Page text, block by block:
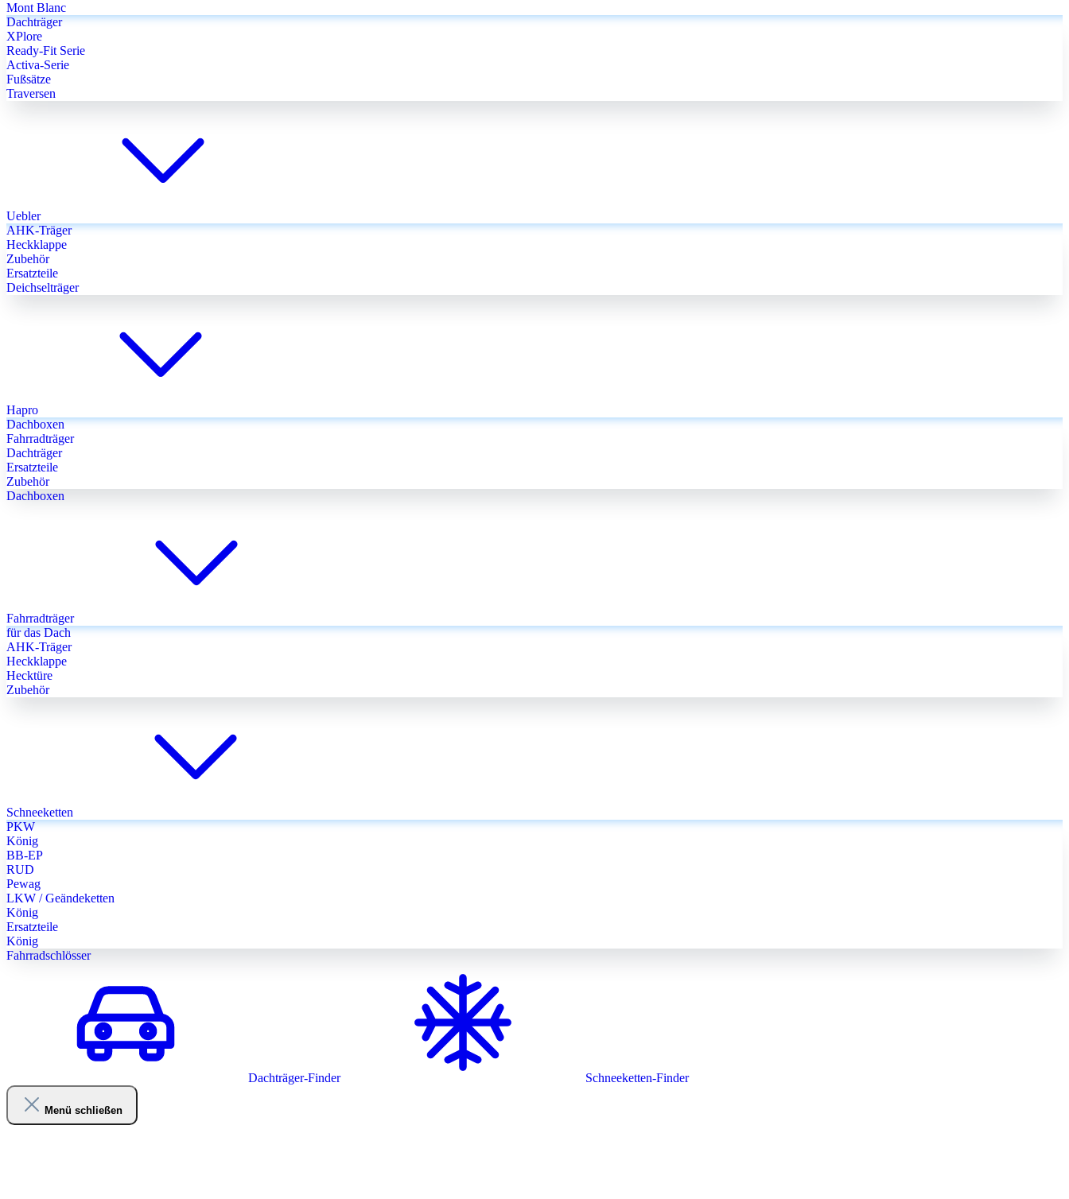
Mont Blanc
Dachträger
XPlore
Ready-Fit Serie
Activa-Serie
Fußsätze
Traversen
Uebler
AHK-Träger
Heckklappe
Zubehör
Ersatzteile
Deichselträger
Hapro
Dachboxen
Fahrradträger
Dachträger
Ersatzteile
Zubehör
Dachboxen
Fahrradträger
für das Dach
AHK-Träger
Heckklappe
Hecktüre
Zubehör
Schneeketten
PKW
König
BB-EP
RUD
Pewag
LKW / Geändeketten
König
Ersatzteile
König
Fahrradschlösser
Dachträger-Finder Schneeketten-Finder
Menü schließen